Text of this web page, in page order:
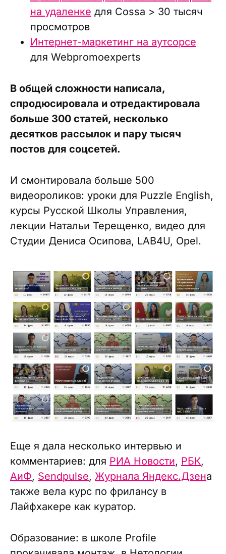
на удаленке для Cossa > 30 тысяч
просмотров
Интернет-маркетинг на аутсорсе
для Webpromoexperts
В общей сложности написала,
спродюсировала и отредактировала
больше 300 статей, несколько
десятков рассылок и пару тысяч
постов для соцсетей.
И смонтировала больше 500
видеороликов: уроки для Puzzle English,
курсы Русской Школы Управления,
лекции Натальи Терещенко, видео для
Студии Дениса Осипова, LAB4U, Opel.
Еще я дала несколько интервью и
комментариев: для РИА Новости, РБК,
АиФ, Sendpulse, Журнала Яндекс.Дзена
также вела курс по фрилансу в
Лайфхакере как куратор.
Образование: в школе Profile